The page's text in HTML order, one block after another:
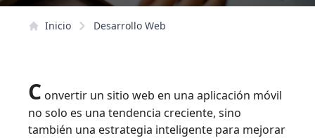
Inicio Desarrollo Web
C onvertir un sitio web en una aplicación móvil
no solo es una tendencia creciente, sino
también una estrategia inteligente para mejorar